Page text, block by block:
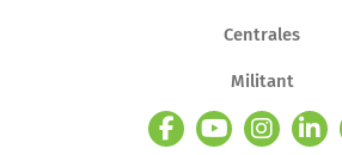
Centrales
Militant